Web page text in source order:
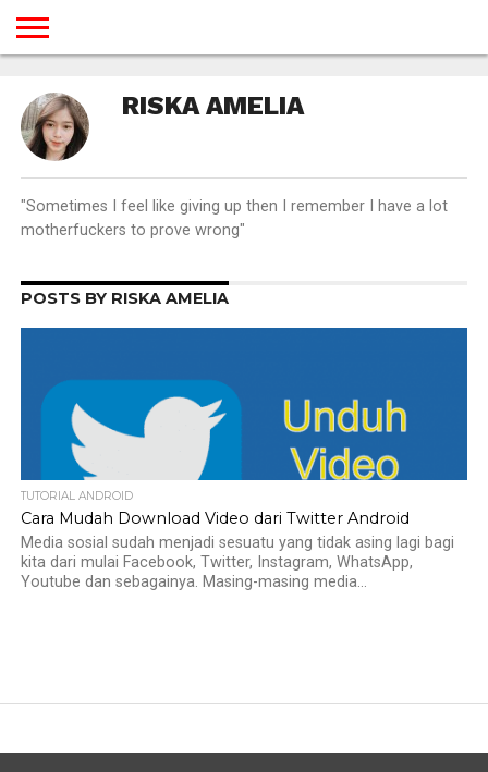
TUTORIAL
GAMES
TUTORIAL
DESAIN
TUTORIAL
ANDROID
TUTORIAL
IOS
TUTORIAL
YOUTUBE
TUTORIAL
INTERNET
TUTORIAL
WINDOWS
TUTORIAL
LINUX
TUTORIAL
MACINTOSH
TUTORIAL
MESSENGER
TUTORIAL
BLOGSPOT
TUTORIAL
WORDPRESS
TUTORIAL
PEMROGRAMAN
TUTORIAL
SEO
TUTORIAL
WEB
SERVER
RISKA AMELIA
"Sometimes I feel like giving up then I remember I have a lot
motherfuckers to prove wrong"
POSTS BY RISKA AMELIA
TUTORIAL ANDROID
Cara Mudah Download Video dari Twitter Android
Media sosial sudah menjadi sesuatu yang tidak asing lagi bagi
kita dari mulai Facebook, Twitter, Instagram, WhatsApp,
Youtube dan sebagainya. Masing-masing media...